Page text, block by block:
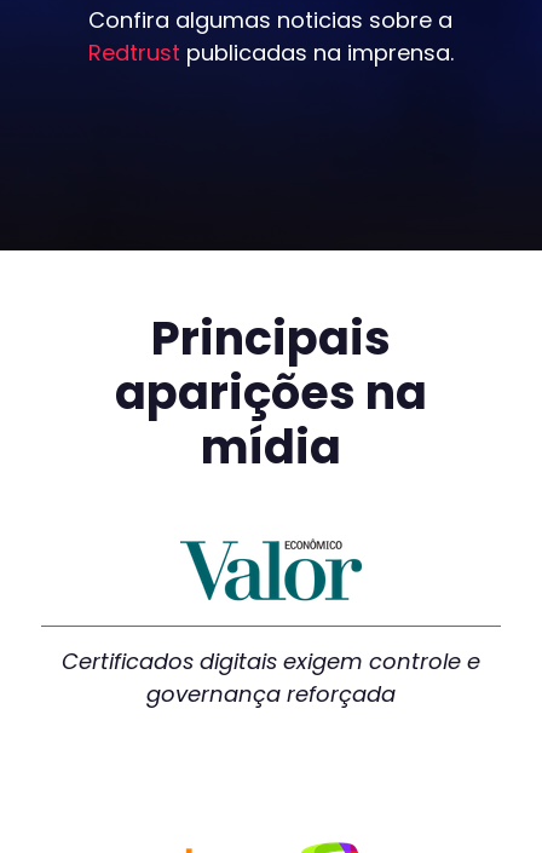
Confira algumas noticias sobre a
Redtrust publicadas na imprensa.
Principais
aparições na
mídia
Certificados digitais exigem controle e
governança reforçada